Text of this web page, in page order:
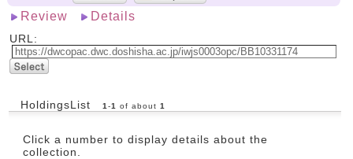
Review Details
URL:
HoldingsList 1 -1 of about 1
Click a number to display details about the
collection.